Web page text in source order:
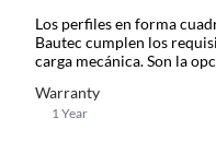
Los perfiles en forma
Bautec cumplen los
carga mecánica. Son la
Warranty
1 Year